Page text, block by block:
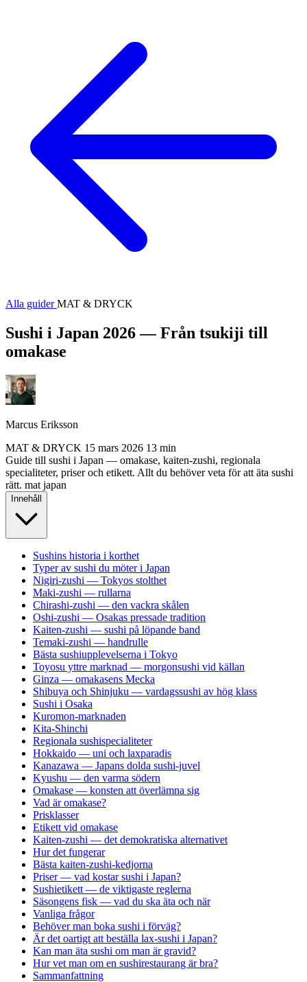
Alla guiderMAT & DRYCK
Sushi i Japan 2026 — Från tsukiji till
omakase
Marcus Eriksson
MAT & DRYCK 15 mars 2026 13 min
Guide till sushi i Japan — omakase, kaiten-zushi, regionala
specialiteter, priser och etikett. Allt du behöver veta för att äta sushi
rätt. mat japan
Innehåll
Sushins historia i korthet
Typer av sushi du möter i Japan
Nigiri-zushi — Tokyos stolthet
Maki-zushi — rullarna
Chirashi-zushi — den vackra skålen
Oshi-zushi — Osakas pressade tradition
Kaiten-zushi — sushi på löpande band
Temaki-zushi — handrulle
Bästa sushiupplevelserna i Tokyo
Toyosu yttre marknad — morgonsushi vid källan
Ginza — omakasens Mecka
Shibuya och Shinjuku — vardagssushi av hög klass
Sushi i Osaka
Kuromon-marknaden
Kita-Shinchi
Regionala sushispecialiteter
Hokkaido — uni och laxparadis
Kanazawa — Japans dolda sushi-juvel
Kyushu — den varma södern
Omakase — konsten att överlämna sig
Vad är omakase?
Prisklasser
Etikett vid omakase
Kaiten-zushi — det demokratiska alternativet
Hur det fungerar
Bästa kaiten-zushi-kedjorna
Priser — vad kostar sushi i Japan?
Sushietikett — de viktigaste reglerna
Säsongens fisk — vad du ska äta och när
Vanliga frågor
Behöver man boka sushi i förväg?
Är det oartigt att beställa lax-sushi i Japan?
Kan man äta sushi om man är gravid?
Hur vet man om en sushirestaurang är bra?
Sammanfattning